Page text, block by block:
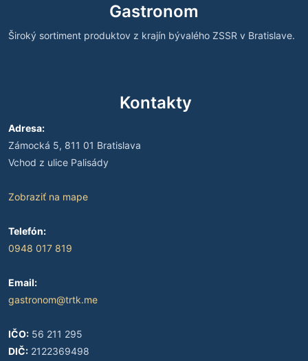
Gastronom
Široký sortiment produktov z krajín bývalého ZSSR v Bratislave.
Kontakty
Adresa:
Zámocká 5, 811 01 Bratislava
Vchod z ulice Palisády
Zobraziť na mape
Telefón:
0948 017 819
Email:
gastronom@trtk.me
IČO: 56 211 295
DIČ: 2122369498